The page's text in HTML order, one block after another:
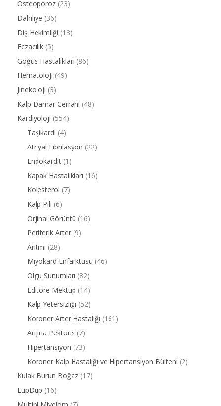
Osteoporoz (23)
Dahiliye (36)
Diş Hekimliği (13)
Eczacılık (5)
Göğüs Hastalıkları (86)
Hematoloji (49)
Jinekoloji (3)
Kalp Damar Cerrahi (48)
Kardiyoloji (554)
Taşikardi (4)
Atriyal Fibrilasyon (22)
Endokardit (1)
Kapak Hastalıkları (16)
Kolesterol (7)
Kalp Pili (6)
Orjinal Görüntü (16)
Periferik Arter (9)
Aritmi (28)
Miyokard Enfarktüsü (46)
Olgu Sunumları (82)
Editöre Mektup (14)
Kalp Yetersizliği (52)
Koroner Arter Hastalığı (161)
Anjina Pektoris (7)
Hipertansiyon (73)
Koroner Kalp Hastalığı ve Hipertansiyon Bülteni (2)
Kulak Burun Boğaz (17)
LupDup (16)